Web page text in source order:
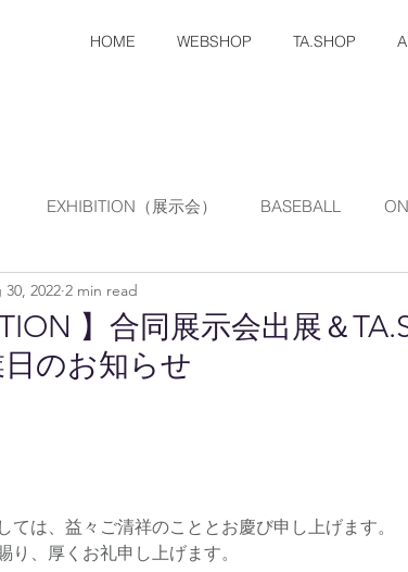
HOME WEBSHOP TA.SHOP
EXHIBITION（展示会） BASEBALL
（商品）
INFORMATION NEW PRODUCT（新商品）
Morning Song TA.SHOP
】合同展示会出展＆
のお知らせ
2022 2 min read
ては、益々ご清祥のこととお慶び申し上げます。
り、厚くお礼申し上げます。